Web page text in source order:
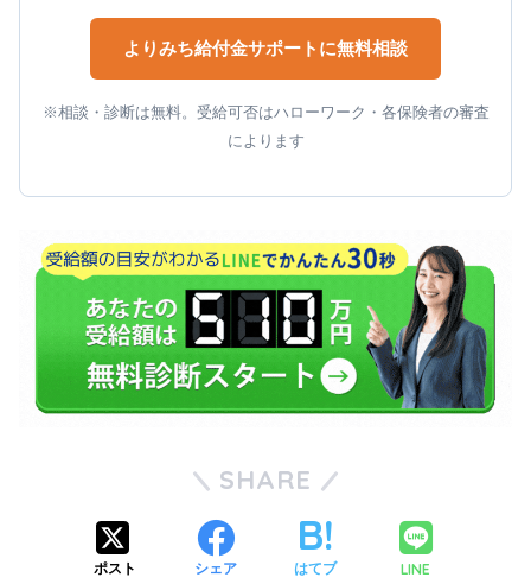
よりみち給付金サポートに無料相談
※相談・診断は無料。受給可否はハローワーク・各保険者の審査
によります
SHARE
ポスト シェア はてブ LINE